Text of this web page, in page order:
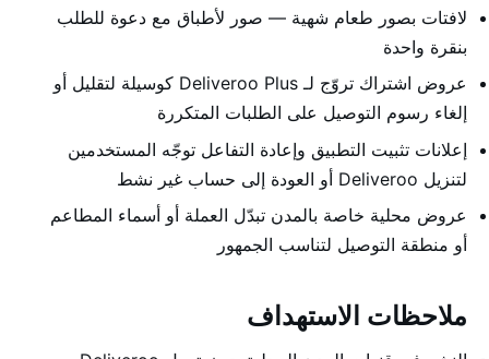
لافتات بصور طعام شهية — صور لأطباق مع دعوة للطلب
بنقرة واحدة
عروض اشتراك تروّج لـ Deliveroo Plus كوسيلة لتقليل أو
إلغاء رسوم التوصيل على الطلبات المتكررة
إعلانات تثبيت التطبيق وإعادة التفاعل توجّه المستخدمين
لتنزيل Deliveroo أو العودة إلى حساب غير نشط
عروض محلية خاصة بالمدن تبدّل العملة أو أسماء المطاعم
أو منطقة التوصيل لتناسب الجمهور
ملاحظات الاستهداف